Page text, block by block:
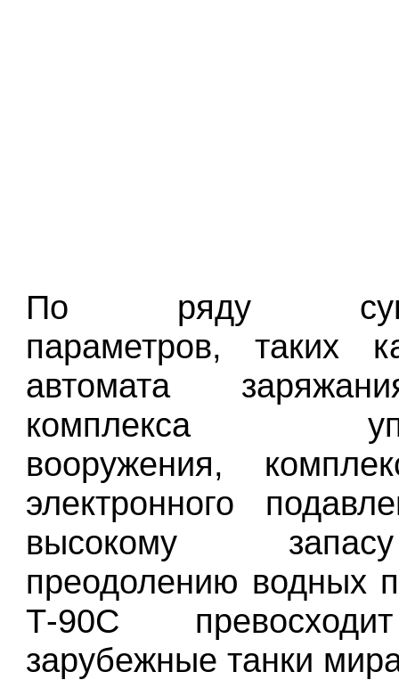
По ряду
параметров, таких
автомата
комплекса
вооружения,
электронного
высокому
преодолению водных
Т-90С
зарубежные танки